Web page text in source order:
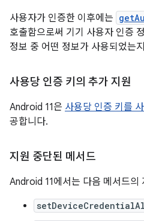
사용자가 인증한 이후에는
호출함으로써 기기 사용자 인증
정보 중 어떤 정보가 사용되었는
사용당 인증 키의 추가 지원
Android 11은 사용당 인증 키를
공합니다.
지원 중단된 메서드
Android 11에서는 다음 메서드의